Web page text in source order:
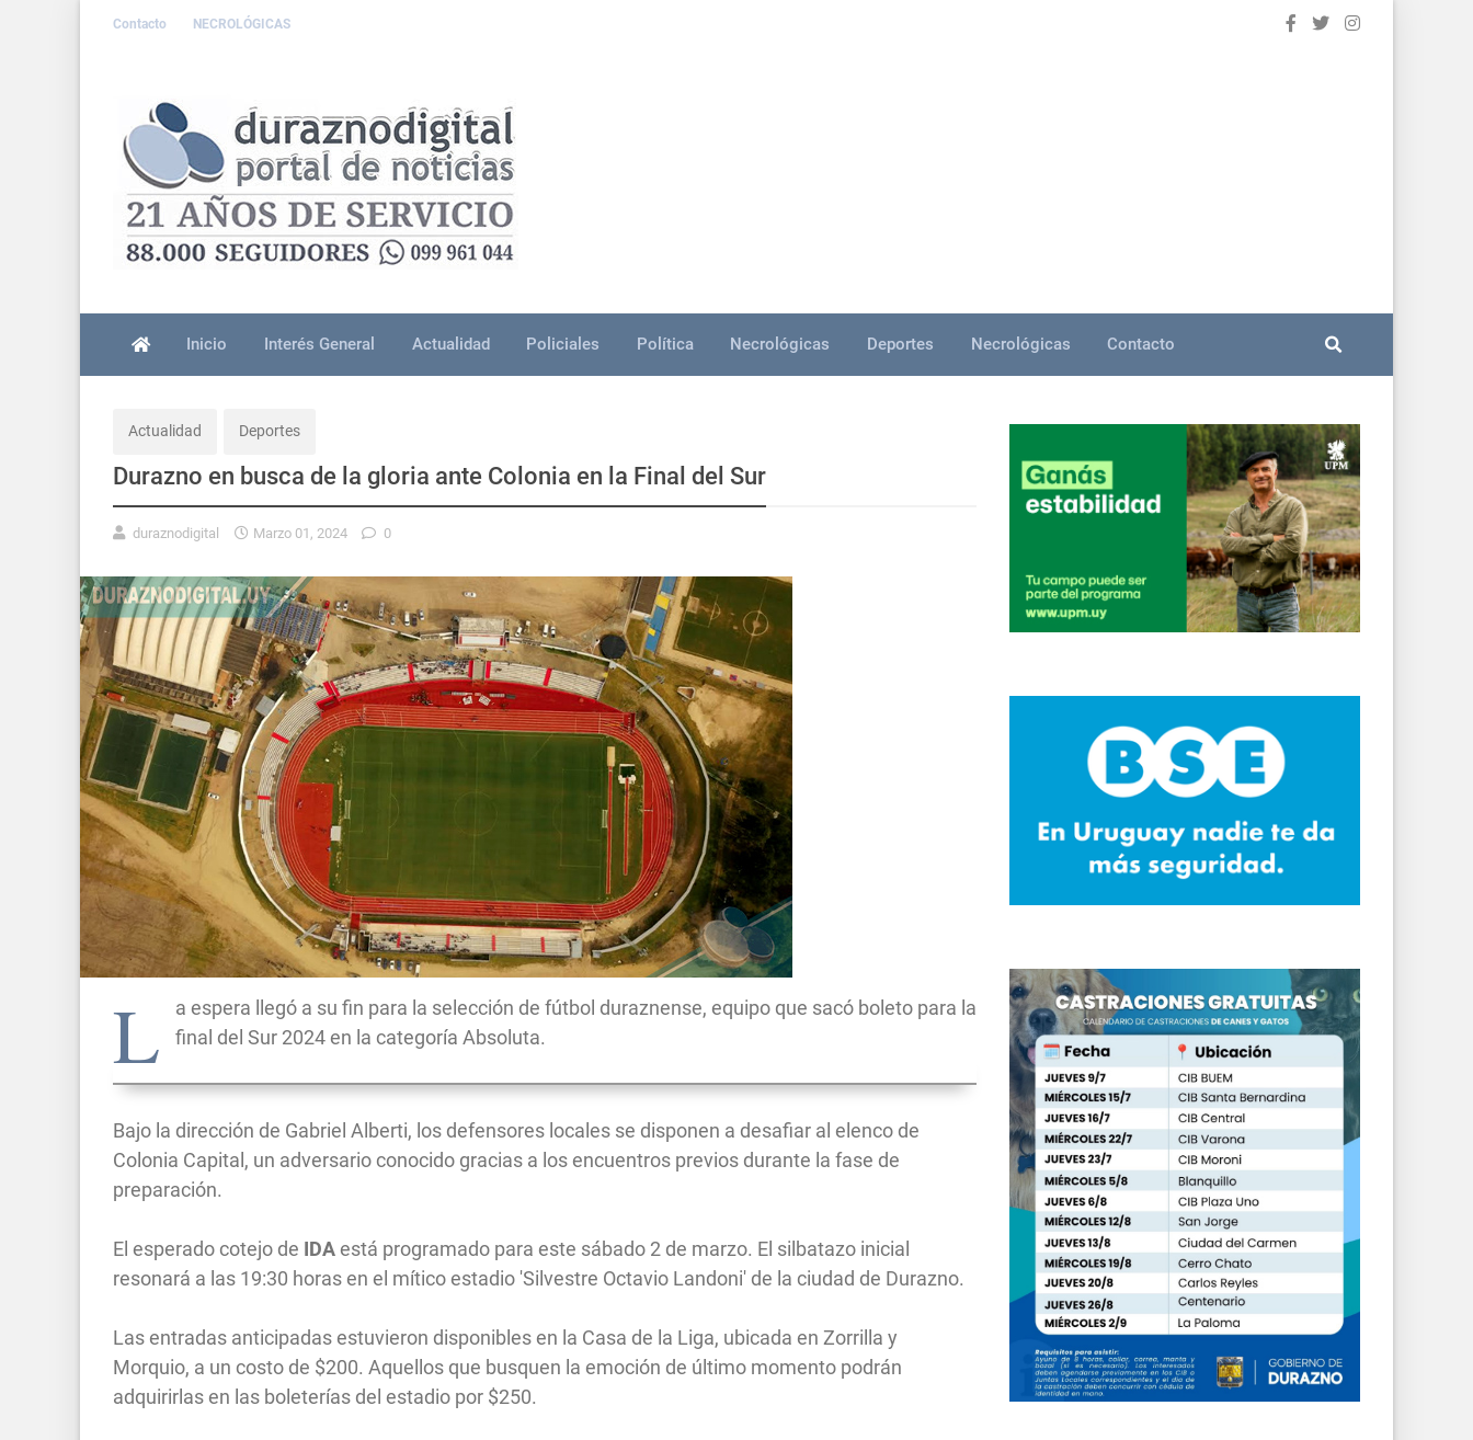
Contacto NECROLÓGICAS
Inicio Interés General Actualidad Policiales Política Necrológicas Deportes Necrológicas Contacto
Actualidad Deportes
Durazno en busca de la gloria ante Colonia en la Final del Sur
duraznodigital Marzo 01, 2024 0
L
a espera llegó a su fin para la selección de fútbol duraznense, equipo que sacó boleto para la
final del Sur 2024 en la categoría Absoluta.
Bajo la dirección de Gabriel Alberti, los defensores locales se disponen a desafiar al elenco de
Colonia Capital, un adversario conocido gracias a los encuentros previos durante la fase de
preparación.
El esperado cotejo de IDA está programado para este sábado 2 de marzo. El silbatazo inicial
resonará a las 19:30 horas en el mítico estadio 'Silvestre Octavio Landoni' de la ciudad de Durazno.
Las entradas anticipadas estuvieron disponibles en la Casa de la Liga, ubicada en Zorrilla y
Morquio, a un costo de $200. Aquellos que busquen la emoción de último momento podrán
adquirirlas en las boleterías del estadio por $250.